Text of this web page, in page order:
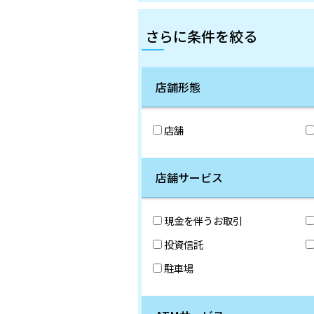
さらに条件を絞る
店舗形態
店舗
店舗サービス
現金を伴うお取引
投資信託
駐車場